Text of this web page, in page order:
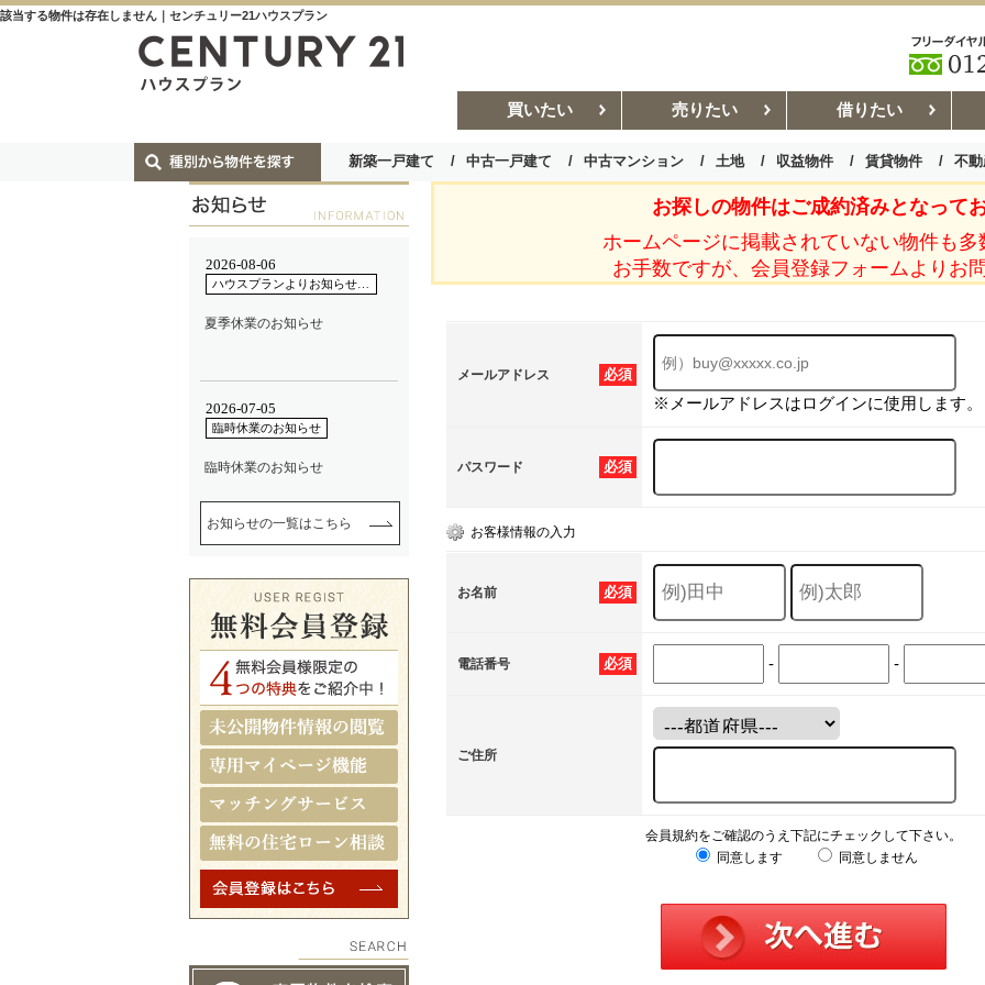
該当する物件は存在しません｜センチュリー21ハウスプラン
買いたい 売りたい 借りたい
新築一戸建て 中古一戸建て 中古マンション 土地 収益物件 賃貸物件 不
お部屋探しコラム 賃貸管理コ
お探しの物件はご成約済みとなってお
ホームページに掲載されていない物件も多
お手数ですが、会員登録フォームよりお
必須
メールアドレス
※メールアドレスはログインに使用します。
必須
パスワード
お客様情報の入力
必須
お名前
必須
電話番号 - -
ご住所
会員規約をご確認のうえ下記にチェックして下さい。
同意します
同意しません
お知らせの一覧はこちら